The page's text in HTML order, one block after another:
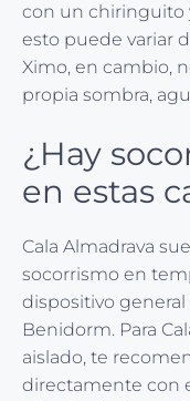
con un chiringuito
esto puede variar
Ximo, en cambio,
propia sombra,
¿Hay
en estas
Cala Almadrava
socorrismo en
dispositivo
Benidorm. Para
aislado, te
directamente con